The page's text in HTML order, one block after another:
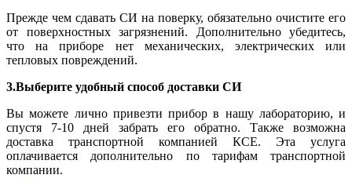
Прежде чем сдавать СИ на поверку, обязательно очистите его
от поверхностных загрязнений. Дополнительно убедитесь,
что на приборе нет механических, электрических или
тепловых повреждений.
3.Выберите удобный способ доставки СИ
Вы можете лично привезти прибор в нашу лабораторию, и
спустя 7-10 дней забрать его обратно. Также возможна
доставка транспортной компанией КСЕ. Эта услуга
оплачивается дополнительно по тарифам транспортной
компании.